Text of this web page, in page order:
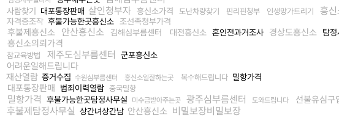
사람찾기 대포통장판매 살인청부자 흥신소가격 도난차량찾기 핀리핀청부 인생망가트리기 흥
자격증조작 후불가능한곳흥신소 조선족청부가격
후불제흥신소 안산흥신소 김해심부름센터 대전흥신소 혼인전과거조사 경상도흥신소 탐
흥신소의뢰가격
참교육방법 제주도심부름센터 군포흥신소
어려운일해드립니다
재산열람 증거수집 수원심부름센터 흥신소일잘하는곳 복수해드립니다 밀항가격
대포통장판매 범죄이력열람 중국밀항
밀항가격 후불가능한곳탐정사무실 미수금받아주는곳 광주심부름센터 도와드립니다 선불유심구
후불제탐정사무실 상간녀상간남 안산흥신소 비밀보장비밀보장